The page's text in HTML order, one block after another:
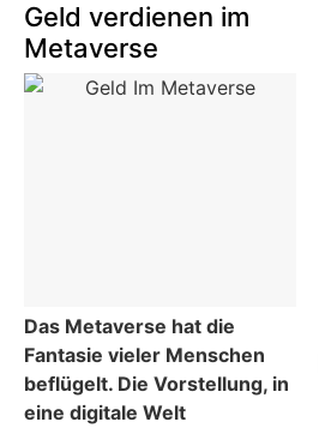
Geld verdienen im
Metaverse
Das Metaverse hat die
Fantasie vieler Menschen
beflügelt. Die Vorstellung, in
eine digitale Welt